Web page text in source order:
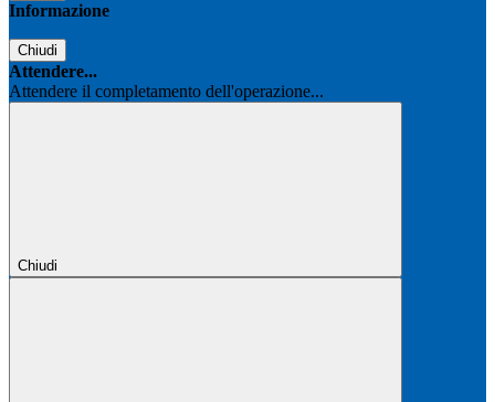
Informazione
Chiudi
Attendere...
Attendere il completamento dell'operazione...
Chiudi